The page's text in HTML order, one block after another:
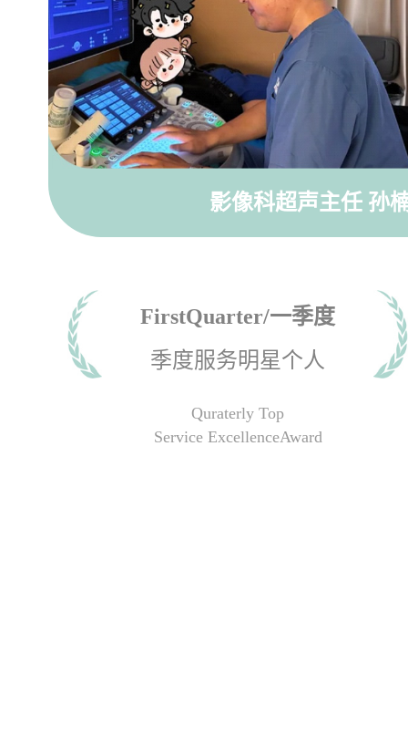
影像科超声主任 孙
FirstQuarter/一季度
季度服务明星个人
Quraterly Top
Service ExcellenceAward